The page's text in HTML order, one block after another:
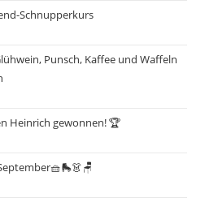
Schnupperkurs
Punsch, Kaffee und Waffeln
Heinrich gewonnen! 🏆